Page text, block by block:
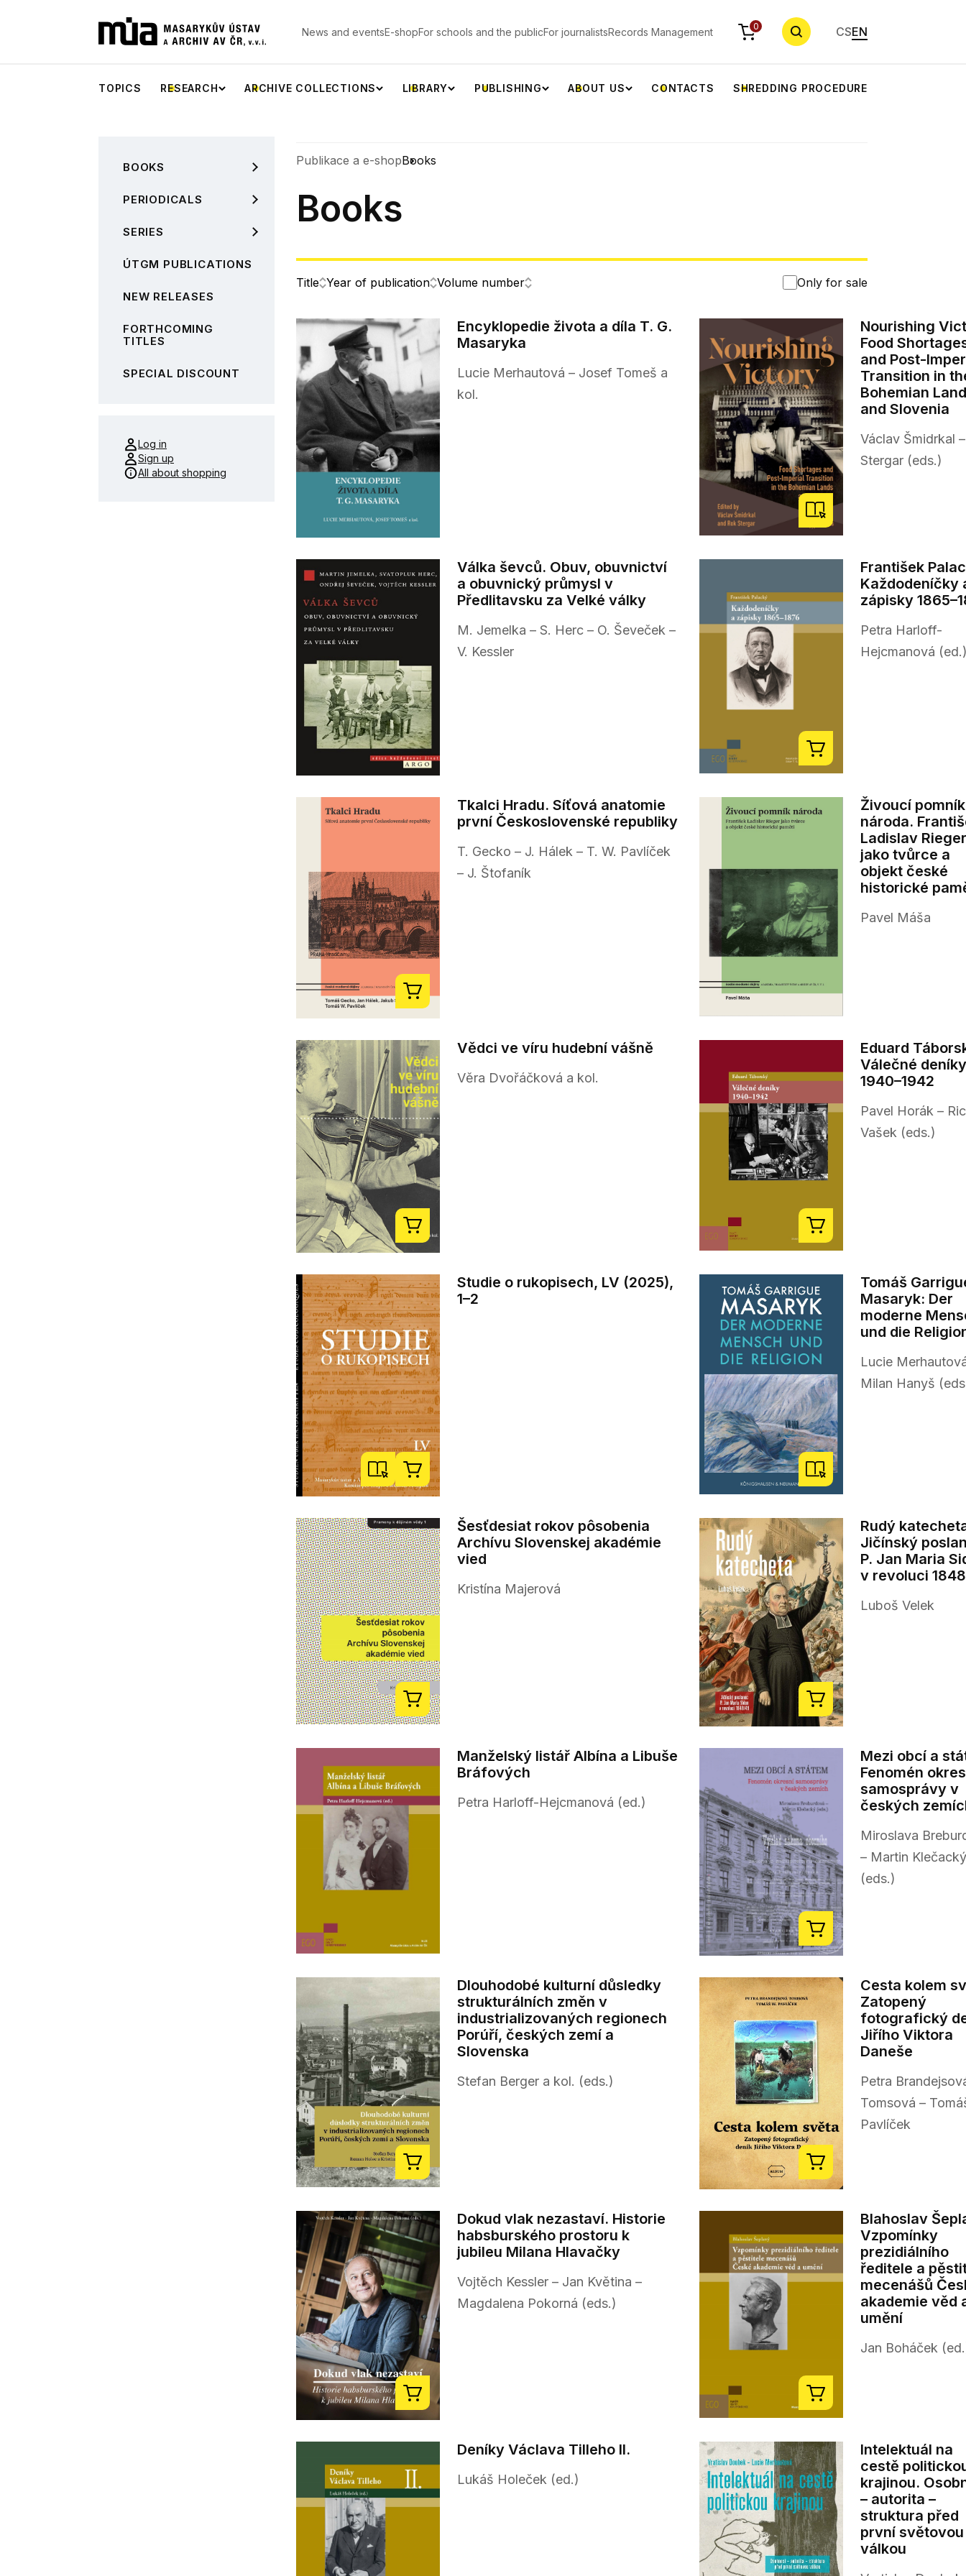
News and eventsE-shopFor schools and the publicFor journalistsRecords Management 0 CSEN
TOPICS RESEARCH ARCHIVE COLLECTIONS LIBRARY PUBLISHING ABOUT US CONTACTS SHREDDING PROCEDURE
BOOKS
PERIODICALS
SERIES
ÚTGM PUBLICATIONS
NEW RELEASES
FORTHCOMING
TITLES
SPECIAL DISCOUNT
Log in
Sign up
All about shopping
Publikace a e-shopBooks
Books
Title Year of publication Volume number Only for sale
Encyklopedie života a díla T. G.
Masaryka
Lucie Merhautová – Josef Tomeš a
kol.
Nourishing
Food
and Post-
Transition in
Bohemian
and Slovenia
Václav Šmidrkal
Stergar (eds.)
Válka ševců. Obuv, obuvnictví
a obuvnický průmysl v
Předlitavsku za Velké války
M. Jemelka – S. Herc – O. Ševeček –
V. Kessler
František
Každodeníčky
zápisky
Petra Harloff-
Hejcmanová
Tkalci Hradu. Síťová anatomie
první Československé republiky
T. Gecko – J. Hálek – T. W. Pavlíček
– J. Štofaník
Živoucí pomník
národa.
Ladislav Rieger
jako tvůrce a
objekt české
historické
Pavel Máša
Vědci ve víru hudební vášně
Věra Dvořáčková a kol.
Eduard
Válečné deníky
1940–1942
Pavel Horák –
Vašek (eds.)
Studie o rukopisech, LV (2025),
1–2
Tomáš
Masaryk: Der
moderne
und die
Lucie
Milan Hanyš
Šesťdesiat rokov pôsobenia
Archívu Slovenskej akadémie
vied
Kristína Majerová
Rudý
Jičínský
P. Jan Maria
v revoluci
Luboš Velek
Manželský listář Albína a Libuše
Bráfových
Petra Harloff-Hejcmanová (ed.)
Mezi obcí a
Fenomén
samosprávy v
českých
Miroslava
– Martin Klečacký
(eds.)
Dlouhodobé kulturní důsledky
strukturálních změn v
industrializovaných regionech
Porúří, českých zemí a
Slovenska
Stefan Berger a kol. (eds.)
Cesta kolem
Zatopený
fotografický
Jiřího Viktora
Daneše
Petra
Tomsová –
Pavlíček
Dokud vlak nezastaví. Historie
habsburského prostoru k
jubileu Milana Hlavačky
Vojtěch Kessler – Jan Květina –
Magdalena Pokorná (eds.)
Blahoslav
Vzpomínky
prezidiálního
ředitele a
mecenášů
akademie věd
umění
Jan Boháček
Deníky Václava Tilleho II.
Lukáš Holeček (ed.)
Intelektuál na
cestě
krajinou.
– autorita –
struktura před
první světovou
válkou